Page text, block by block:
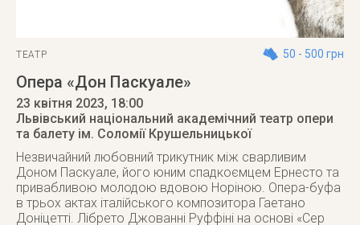
ТЕАТР 50 - 500 грн
Опера «Дон Паскуале»
23 квітня 2023, 18:00
Львівський національний академічний театр опери
та балету ім. Соломії Крушельницької
Незвичайний любовний трикутник між сварливим
Доном Паскуале, його юним спадкоємцем Ернесто та
привабливою молодою вдовою Норіною. Опера-буфа
в трьох актах італійського композитора Гаетано
Доніцетті. Лібрето Джованні Руффіні на основі «Сер